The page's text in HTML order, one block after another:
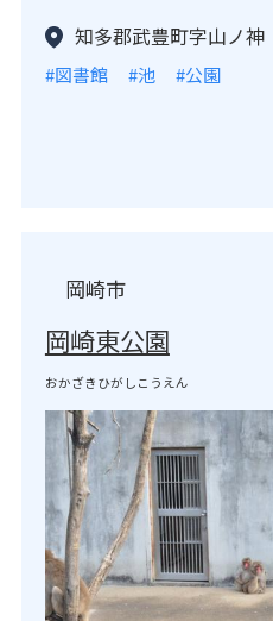
知多郡武豊町字山ノ神
#図書館 #池 #公園
岡崎市
岡崎東公園
おかざきひがしこうえん